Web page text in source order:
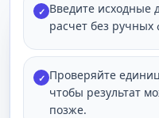
✓ Введите исходные
расчет без ручных
✓ Проверяйте
чтобы результат
позже.